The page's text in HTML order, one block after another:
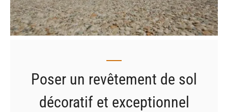
Poser un revêtement de sol
décoratif et exceptionnel